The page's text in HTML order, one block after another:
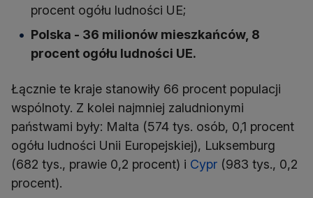
procent ogółu ludności UE;
Polska - 36 milionów mieszkańców, 8
procent ogółu ludności UE.
Łącznie te kraje stanowiły 66 procent populacji
wspólnoty. Z kolei najmniej zaludnionymi
państwami były: Malta (574 tys. osób, 0,1 procent
ogółu ludności Unii Europejskiej), Luksemburg
(682 tys., prawie 0,2 procent) i Cypr (983 tys., 0,2
procent).